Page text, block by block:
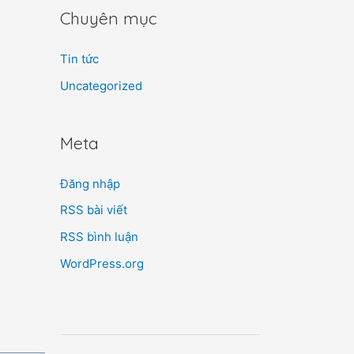
Chuyên mục
Tin tức
Uncategorized
Meta
Đăng nhập
RSS bài viết
RSS bình luận
WordPress.org